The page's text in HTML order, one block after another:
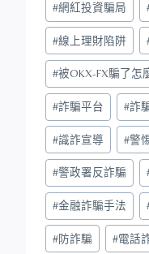
#網紅投資騙局
#線上理財陷阱
#被OKX-FX騙了怎
#詐騙平台 #詐
#識詐宣導 #警
#警政署反詐騙
#金融詐騙手法
#防詐騙 #電話